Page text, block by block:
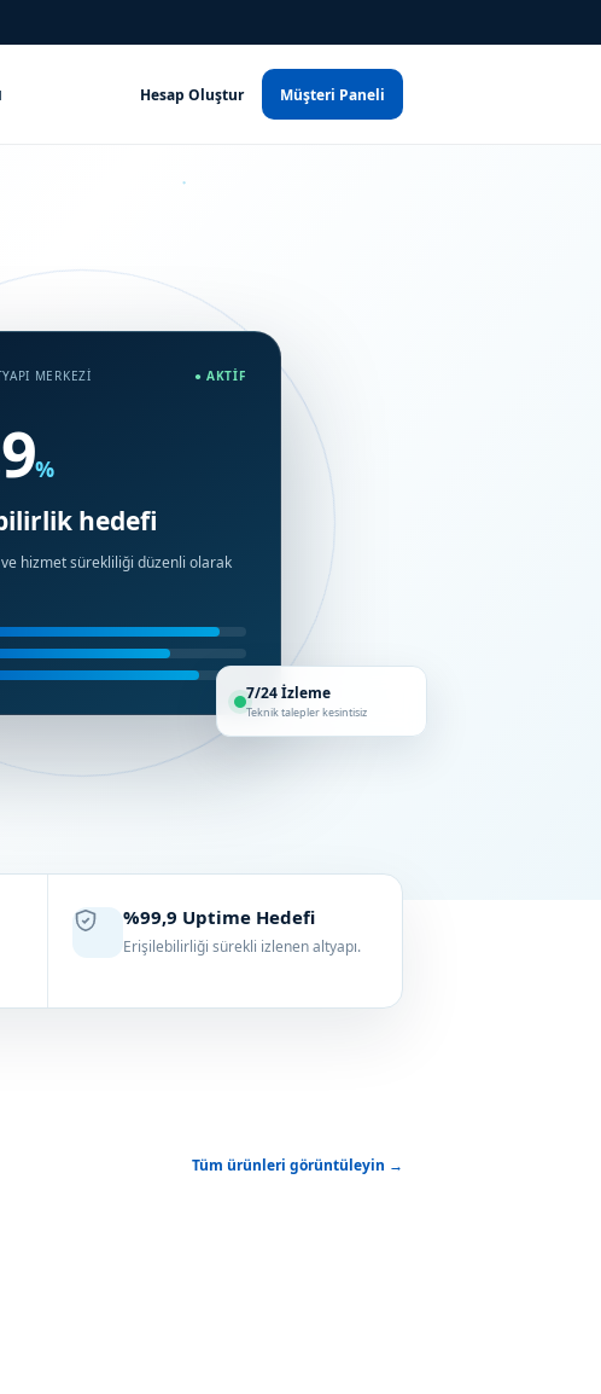
Hesap Oluştur Müşteri Paneli
MERKEZI ● AKTIF
%
hedefi
hizmet sürekliliği düzenli olarak
7/24 İzleme
Teknik talepler kesintisiz
%99,9 Uptime Hedefi
Erişilebilirliği sürekli izlenen altyapı.
Tüm ürünleri görüntüleyin →